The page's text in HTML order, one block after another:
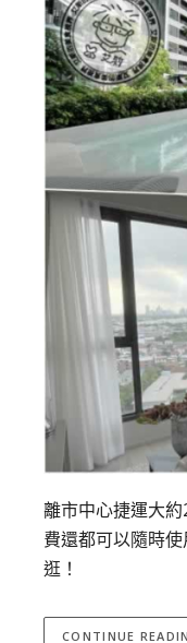
離市中心捷運大
費還都可以隨時
逛！
CONTINUE